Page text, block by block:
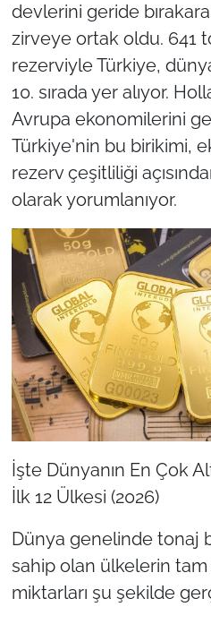
devlerini geride
zirveye ortak oldu. 641
rezerviyle Türkiye,
10. sırada yer alıyor.
Avrupa ekonomilerini
Türkiye'nin bu birikimi,
rezerv çeşitliliği
olarak yorumlanıyor.
İşte Dünyanın En Çok
İlk 12 Ülkesi (2026)
Dünya genelinde tonaj
sahip olan ülkelerin tam
miktarları şu şekilde